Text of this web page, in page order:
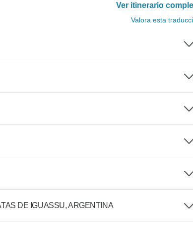
Ver itinerario
Valora esta
DE IGUASSU, ARGENTINA